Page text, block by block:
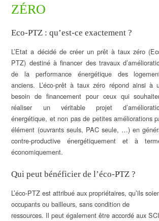
ZÉRO
Eco-PTZ : qu’est-ce exactement ?
L’Etat a décidé de créer un prêt à taux zéro
PTZ) destiné à financer des travaux
de la performance énergétique des
anciens. L’éco-prêt à taux zéro répond ainsi à
besoin de financement pour ceux qui
réaliser un véritable projet
énergétique, et non pas de petites améliorations
élément (ouvrants seuls, PAC seule, …) en
contre-productive énergétiquement et à
économiquement.
Qui peut bénéficier de l’éco-PTZ ?
L’éco-PTZ est attribué aux propriétaires, qu’ils
occupants ou bailleurs, sans condition de
ressources. Il peut également être accordé aux SCI